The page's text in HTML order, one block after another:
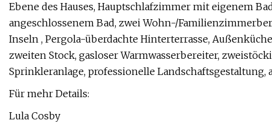
Ebene des Hauses, Hauptschlafzimmer mit eigenem
angeschlossenem Bad, zwei Wohn-/
Inseln , Pergola-überdachte Hinterterrasse,
zweiten Stock, gasloser Warmwasserbereiter,
Sprinkleranlage, professionelle Landschaftsgestaltung,
Für mehr Details:
Lula Cosby